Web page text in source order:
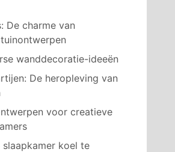
De charme van
wanddecoratie-ideeën
De heropleving van
voor creatieve
slaapkamer koel te